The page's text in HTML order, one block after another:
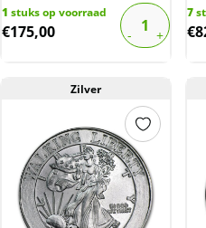
1 stuks op voorraad
€175,00
7
€
Zilver